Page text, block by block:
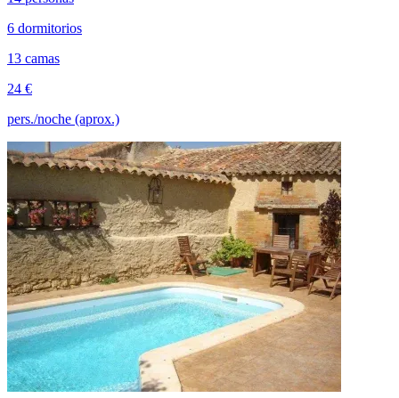
6 dormitorios
13 camas
24 €
pers./noche (aprox.)